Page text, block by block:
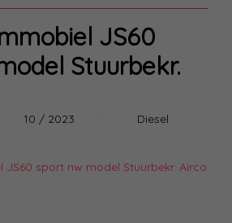
JS60
Stuurbekr.
10 / 2023
Diesel